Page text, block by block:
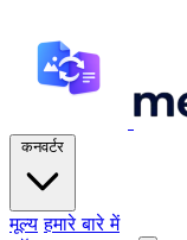
कनवर्टर
मूल्य हमारे बारे में